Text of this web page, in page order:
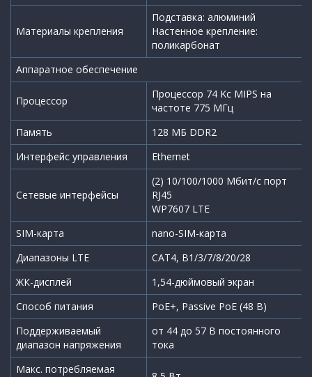
Материалы крепления
Подставка: алюминий
Настенное крепление:
поликарбонат
Аппаратное обеспечение
Процессор
Процессор 74 Kc MIPS на
частоте 775 МГц
Память
128 МБ DDR2
Интерфейс управления
Ethernet
Сетевые интерфейсы
(2) 10/100/1000 Мбит/с порт
RJ45
WP7607 LTE
SIM-карта
nano-SIM-карта
Диапазоны LTE
CAT4, B1/3/7/8/20/28
ЖК-дисплей
1,54-дюймовый экран
Способ питания
PoE+, Passive PoE (48 В)
Поддерживаемый
диапазон напряжения
от 44 до 57 В постоянного
тока
Макc. потребляемая